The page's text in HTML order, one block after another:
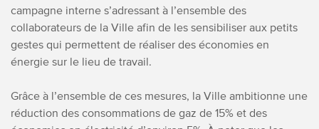
campagne interne s’adressant à l’ensemble des
collaborateurs de la Ville afin de les sensibiliser aux petits
gestes qui permettent de réaliser des économies en
énergie sur le lieu de travail.
Grâce à l’ensemble de ces mesures, la Ville ambitionne une
réduction des consommations de gaz de 15% et des